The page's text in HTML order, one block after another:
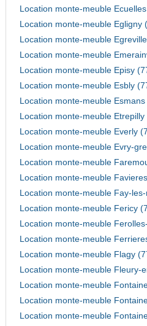
Location monte-meuble
Location monte-meuble Egligny
Location monte-meuble
Location monte-meuble
Location monte-meuble Episy
Location monte-meuble Esbly
Location monte-meuble
Location monte-meuble Etrepilly
Location monte-meuble Everly
Location monte-meuble Evry-
Location monte-meuble
Location monte-meuble
Location monte-meuble Fay-
Location monte-meuble Fericy
Location monte-meuble
Location monte-meuble
Location monte-meuble Flagy
Location monte-meuble Fleury-
Location monte-meuble
Location monte-meuble
Location monte-meuble